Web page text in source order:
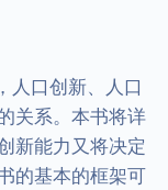
关系。本书将详
新能力又将决定
的基本的框架可